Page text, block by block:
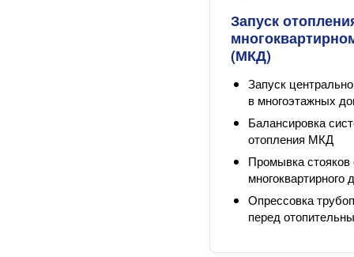
Запуск
(МКД)
Запуск
в многоэтажных
Балансировка
отопления МКД
Промывка стояков
многоквартирного
Опрессовка
перед